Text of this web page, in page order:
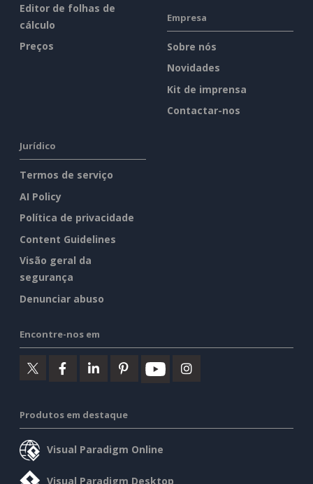
Editor de folhas de
cálculo
Preços
Empresa
Sobre nós
Novidades
Kit de imprensa
Contactar-nos
Jurídico
Termos de serviço
AI Policy
Política de privacidade
Content Guidelines
Visão geral da
segurança
Denunciar abuso
Encontre-nos em
Produtos em destaque
Visual Paradigm Online
Visual Paradigm Desktop